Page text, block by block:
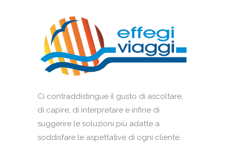
Ci contraddistingue il gusto di ascoltare,
di capire, di interpretare e infine di
suggerire le soluzioni più adatte a
soddisfare le aspettative di ogni cliente.